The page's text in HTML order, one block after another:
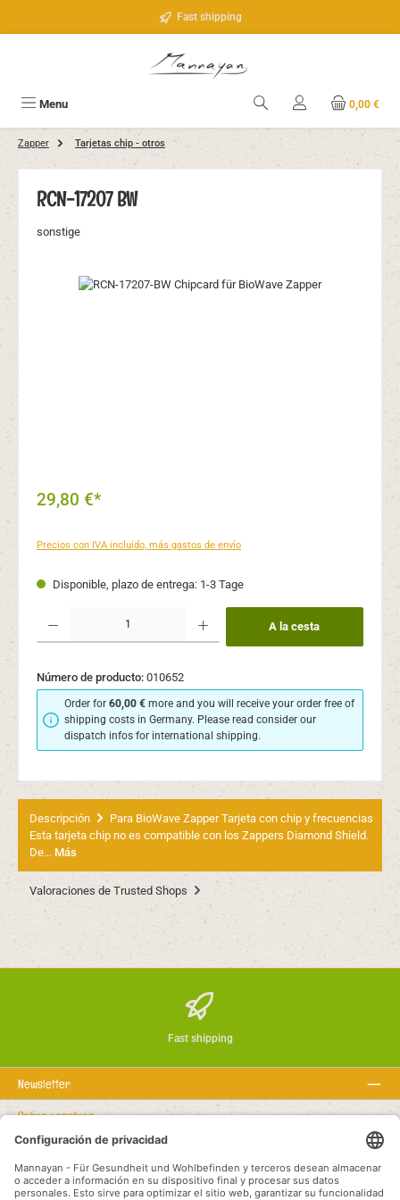
Fast shipping
Menu 0,00 €
Zapper Tarjetas chip - otros
RCN-17207 BW
sonstige
Omitir galería de imágenes
29,80 €*
Precios con IVA incluido, más gastos de envío
Disponible, plazo de entrega: 1-3 Tage
Cantidad del producto: introduce la cantidad deseada o usa los botones para
A la cesta
Número de producto: 010652
Order for60,00 € more and you will receive your order free of
shipping costs in Germany. Please read consider our
dispatch infos for international shipping.
Descripción
Para BioWave Zapper Tarjeta con chip y frecuencias
Esta tarjeta chip no es compatible con los Zappers Diamond Shield.
De… Más
Valoraciones de Trusted Shops
Fast shipping
Newsletter
Sobre nosotros
Textos legales
Línea de asistencia